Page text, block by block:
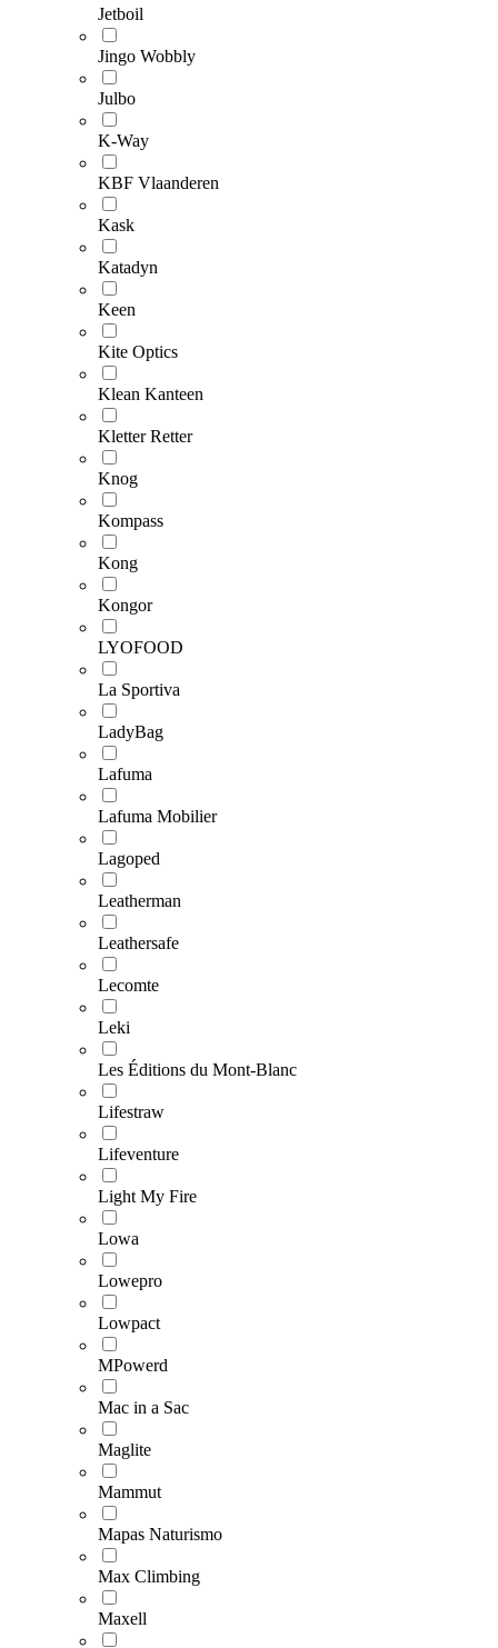
Jetboil
Jingo Wobbly
Julbo
K-Way
KBF Vlaanderen
Kask
Katadyn
Keen
Kite Optics
Klean Kanteen
Kletter Retter
Knog
Kompass
Kong
Kongor
LYOFOOD
La Sportiva
LadyBag
Lafuma
Lafuma Mobilier
Lagoped
Leatherman
Leathersafe
Lecomte
Leki
Les Éditions du Mont-Blanc
Lifestraw
Lifeventure
Light My Fire
Lowa
Lowepro
Lowpact
MPowerd
Mac in a Sac
Maglite
Mammut
Mapas Naturismo
Max Climbing
Maxell